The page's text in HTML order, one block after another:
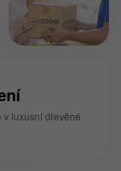
v luxusní dřevěné